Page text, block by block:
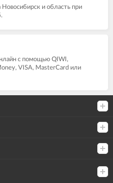
Новосибирск и область при
с помощью QIWI,
VISA, MasterCard или